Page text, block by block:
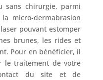
chirurgie, parmi
micro-dermabrasion
pouvant estomper
brunes, les rides et
Pour en bénéficier, il
le traitement de votre
du site et de